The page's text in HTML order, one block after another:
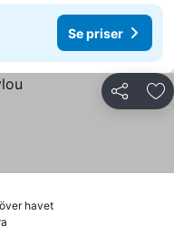
Se priser
Dela
havetSe priser